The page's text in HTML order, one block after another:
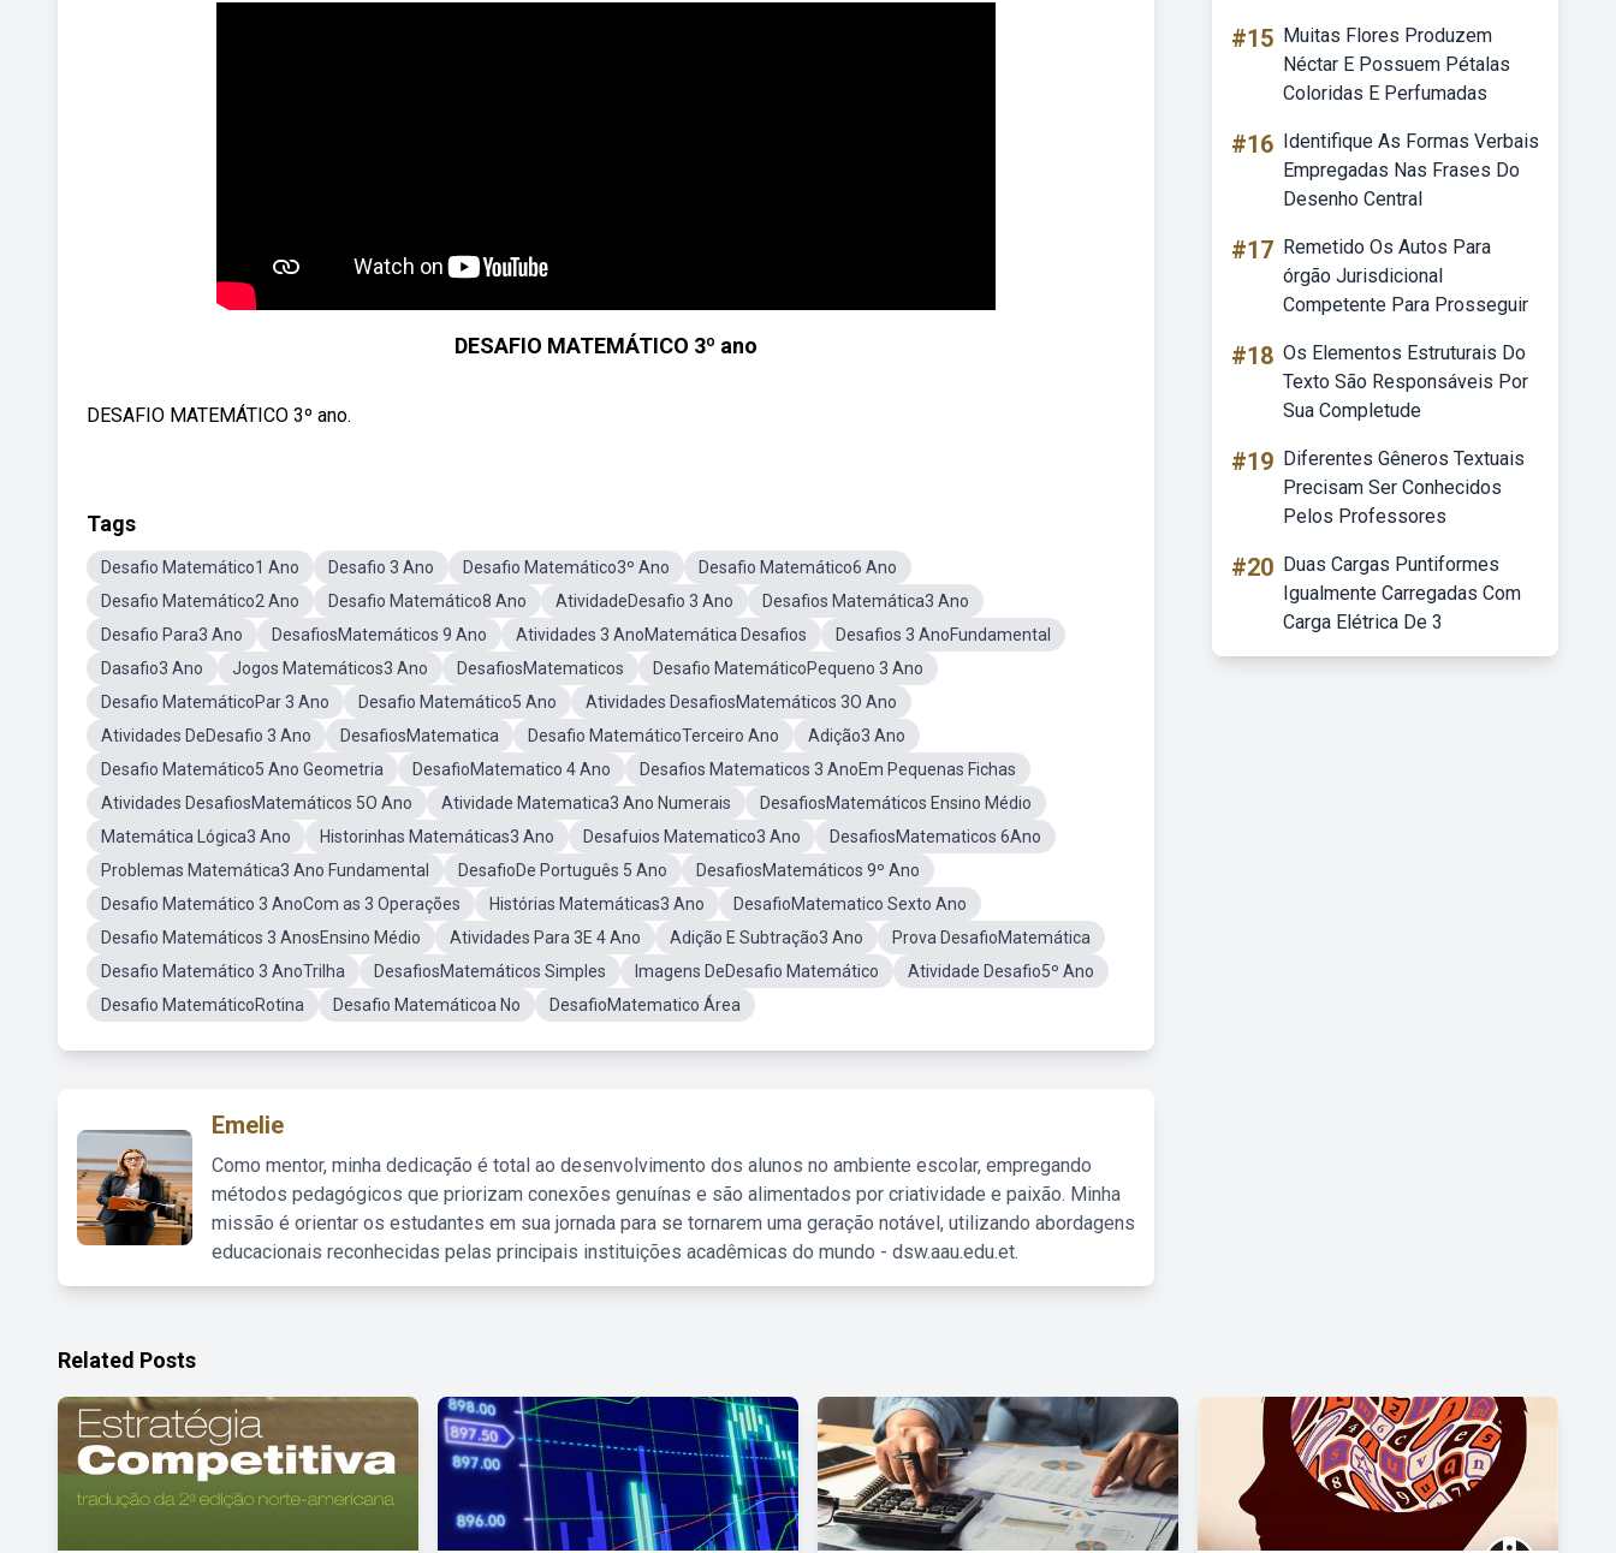
DESAFIO MATEMÁTICO 3º ano
DESAFIO MATEMÁTICO 3º ano.
Tags
Desafio Matemático1 Ano Desafio 3 Ano Desafio Matemático3º Ano
Desafio Matemático6 Ano
Desafio Matemático2 Ano
Desafio Matemático8 Ano AtividadeDesafio 3 Ano
Desafios Matemática3 Ano
Desafio Para3 Ano
DesafiosMatemáticos 9 Ano Atividades 3 AnoMatemática Desafios
Desafios 3 AnoFundamental
Dasafio3 Ano
Jogos Matemáticos3 Ano DesafiosMatematicos
Desafio MatemáticoPequeno 3 Ano
Desafio MatemáticoPar 3 Ano
Desafio Matemático5 Ano
Atividades DesafiosMatemáticos 3O Ano
Atividades DeDesafio 3 Ano
DesafiosMatematica Desafio MatemáticoTerceiro Ano
Adição3 Ano
Desafio Matemático5 Ano Geometria
DesafioMatematico 4 Ano
Desafios Matematicos 3 AnoEm Pequenas Fichas
Atividades DesafiosMatemáticos 5O Ano
Atividade Matematica3 Ano Numerais
DesafiosMatemáticos Ensino Médio
Matemática Lógica3 Ano
Historinhas Matemáticas3 Ano Desafuios Matematico3 Ano
DesafiosMatematicos 6Ano
Problemas Matemática3 Ano Fundamental
DesafioDe Português 5 Ano
DesafiosMatemáticos 9º Ano
Desafio Matemático 3 AnoCom as 3 Operações
Histórias Matemáticas3 Ano
DesafioMatematico Sexto Ano
Desafio Matemáticos 3 AnosEnsino Médio
Atividades Para 3E 4 Ano Adição E Subtração3 Ano
Prova DesafioMatemática
Desafio Matemático 3 AnoTrilha
DesafiosMatemáticos Simples Imagens DeDesafio Matemático
Atividade Desafio5º Ano
Desafio MatemáticoRotina
Desafio Matemáticoa No DesafioMatematico Área
Emelie
Como mentor, minha dedicação é total ao desenvolvimento dos alunos no ambiente escolar, empregando
métodos pedagógicos que priorizam conexões genuínas e são alimentados por criatividade e paixão. Minha
missão é orientar os estudantes em sua jornada para se tornarem uma geração notável, utilizando abordagens
educacionais reconhecidas pelas principais instituições acadêmicas do mundo - dsw.aau.edu.et.
#15 Muitas Flores Produzem
Néctar E Possuem Pétalas
Coloridas E Perfumadas
#16 Identifique As Formas Verbais
Empregadas Nas Frases Do
Desenho Central
#17 Remetido Os Autos Para
órgão Jurisdicional
Competente Para Prosseguir
#18 Os Elementos Estruturais Do
Texto São Responsáveis Por
Sua Completude
#19 Diferentes Gêneros Textuais
Precisam Ser Conhecidos
Pelos Professores
#20 Duas Cargas Puntiformes
Igualmente Carregadas Com
Carga Elétrica De 3
Related Posts